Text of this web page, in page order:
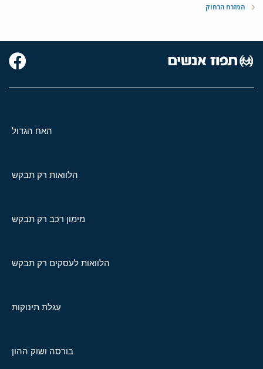
המזרח הרחוק
האח הגדול
הלוואות רק תבקש
מימון רכב רק תבקש
הלוואות לעסקים רק תבקש
עגלת תינוקות
בורסה ושוק ההון